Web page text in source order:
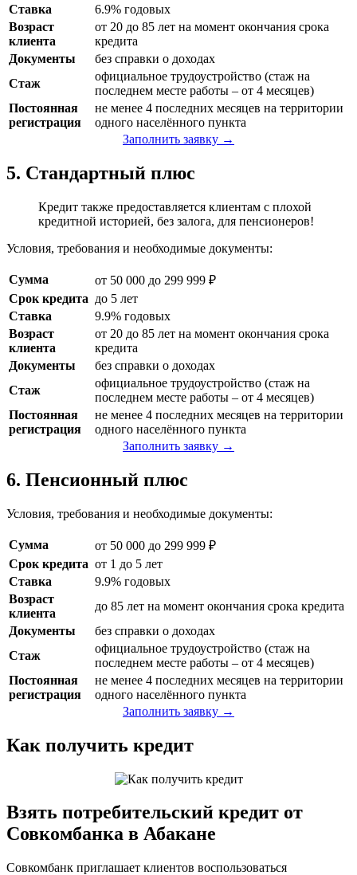
Ставка
6.9% годовых
Возраст
клиента
от 20 до 85 лет на момент окончания срока
кредита
Документы
без справки о доходах
Стаж
официальное трудоустройство (стаж на
последнем месте работы – от 4 месяцев)
Постоянная
регистрация
не менее 4 последних месяцев на территории
одного населённого пункта
Заполнить заявку →
5. Стандартный плюс
Кредит также предоставляется клиентам с плохой
кредитной историей, без залога, для пенсионеров!
Условия, требования и необходимые документы:
Сумма
от 50 000 до 299 999 ₽
Срок кредита до 5 лет
Ставка
9.9% годовых
Возраст
клиента
от 20 до 85 лет на момент окончания срока
кредита
Документы
без справки о доходах
Стаж
официальное трудоустройство (стаж на
последнем месте работы – от 4 месяцев)
Постоянная
регистрация
не менее 4 последних месяцев на территории
одного населённого пункта
Заполнить заявку →
6. Пенсионный плюс
Условия, требования и необходимые документы:
Сумма
от 50 000 до 299 999 ₽
Срок кредита от 1 до 5 лет
Ставка
9.9% годовых
Возраст
клиента
до 85 лет на момент окончания срока кредита
Документы
без справки о доходах
Стаж
официальное трудоустройство (стаж на
последнем месте работы – от 4 месяцев)
Постоянная
регистрация
не менее 4 последних месяцев на территории
одного населённого пункта
Заполнить заявку →
Как получить кредит
Взять потребительский кредит от
Совкомбанка в Абакане
Совкомбанк приглашает клиентов воспользоваться